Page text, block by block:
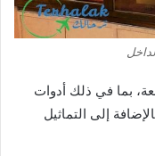
بما في ذلك أدوات
إلى التماثيل